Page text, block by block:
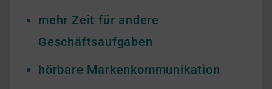
mehr Zeit für andere
Geschäftsaufgaben
hörbare Markenkommunikation